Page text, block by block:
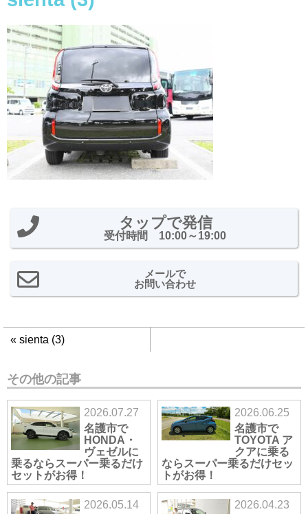
タップで発信
受付時間 10:00～19:00
メールで
お問い合わせ
« sienta (3)
その他の記事
2026.07.27
名護市で
HONDA・
ヴェゼルに
乗るならスーパー乗るだけ
セットがお得！
2026.06.25
名護市で
TOYOTA ア
クアに乗る
ならスーパー乗るだけセッ
トがお得！
2026.05.14
2026.04.23